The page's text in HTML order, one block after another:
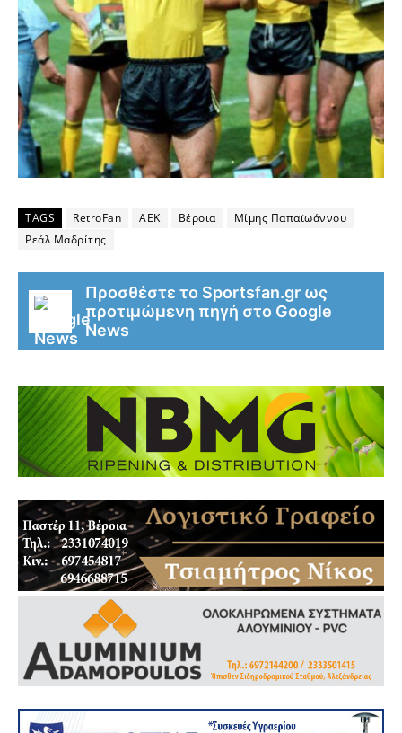
TAGS RetroFan ΑΕΚ Βέροια
Μίμης Παπαϊωάννου
Ρεάλ Μαδρίτης
Προσθέστε το Sportsfan.gr ως
προτιμώμενη πηγή στο Google
News